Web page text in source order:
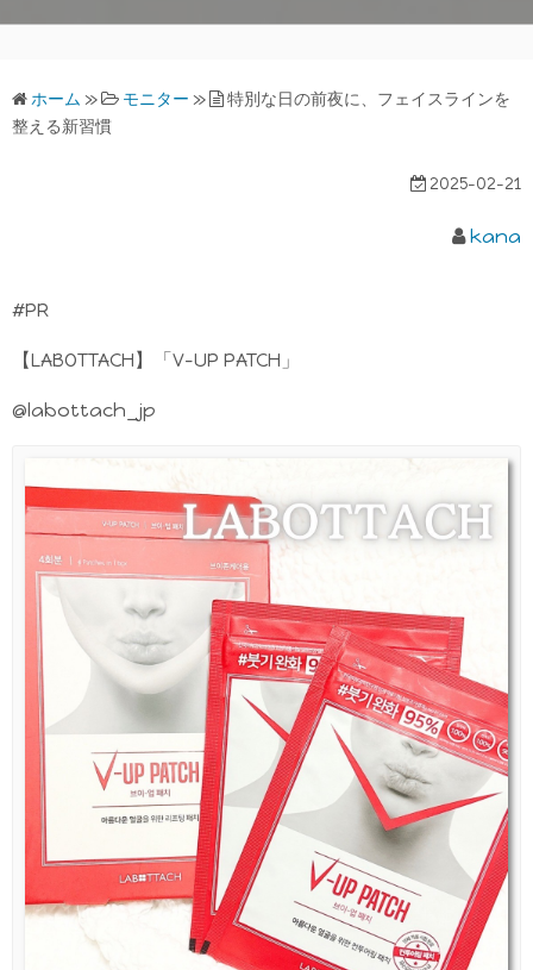
ホーム » モニター »
特別な日の前夜に、フェイスラインを
整える新習慣
2025-02-21
kana
#PR
【LABOTTACH】「V-UP PATCH」
@labottach_jp